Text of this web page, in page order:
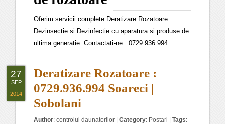
Oferim servicii complete Deratizare Rozatoare
Dezinsectie si Dezinfectie cu aparatura si produse de
ultima generatie. Contactati-ne : 0729.936.994
Deratizare Rozatoare :
0729.936.994 Soareci |
Sobolani
Author:controlul daunatorilor |Category: Postari |Tags:
27
SEP
2014